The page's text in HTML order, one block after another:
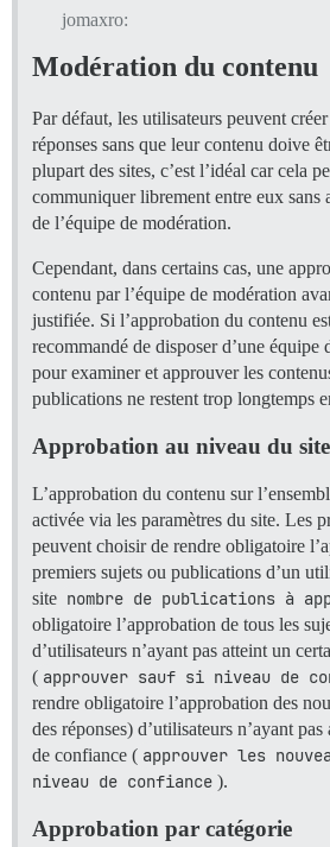
jomaxro:
Modération du contenu
Par défaut, les utilisateurs peuvent
réponses sans que leur contenu doive
plupart des sites, c’est l’idéal car cela
communiquer librement entre eux sans
de l’équipe de modération.
Cependant, dans certains cas, une
contenu par l’équipe de modération
justifiée. Si l’approbation du contenu
recommandé de disposer d’une équipe
pour examiner et approuver les
publications ne restent trop longtemps
Approbation au niveau du site
L’approbation du contenu sur
activée via les paramètres du site. Les
peuvent choisir de rendre obligatoire
premiers sujets ou publications d’un
site nombre de publications à
obligatoire l’approbation de tous les
d’utilisateurs n’ayant pas atteint un
( approuver sauf si niveau de
rendre obligatoire l’approbation des
des réponses) d’utilisateurs n’ayant
de confiance ( approuver les
niveau de confiance ).
Approbation par catégorie